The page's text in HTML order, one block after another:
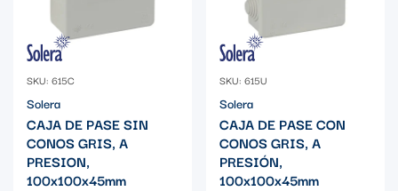
SKU: 615C
Solera
CAJA DE PASE SIN
CONOS GRIS, A
PRESION,
100x100x45mm
SKU: 615U
Solera
CAJA DE PASE CON
CONOS GRIS, A
PRESIÓN,
100x100x45mm